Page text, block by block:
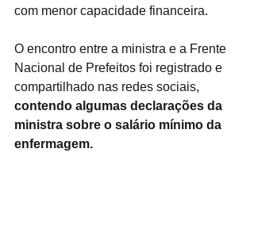
com menor capacidade financeira.
O encontro entre a ministra e a Frente
Nacional de Prefeitos foi registrado e
compartilhado nas redes sociais,
contendo algumas declarações da
ministra sobre o salário mínimo da
enfermagem.